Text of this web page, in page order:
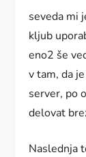
seveda mi
kljub
eno2 še
v tam, da
server, po
delovat
Naslednja